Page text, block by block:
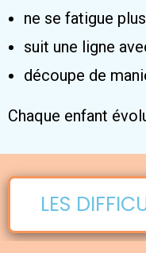
ne se fatigue
suit une ligne
découpe de
Chaque enfant
LES